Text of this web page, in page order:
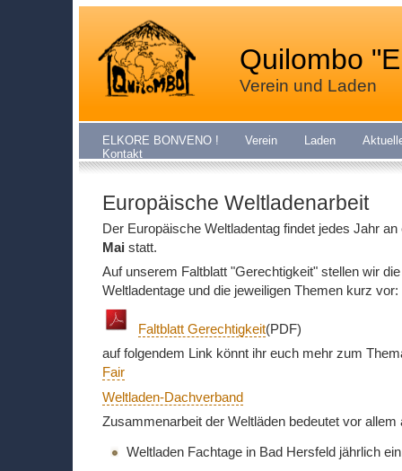
Quilombo
Verein und Laden
ELKORE BONVENO ! Verein Laden
Kontakt
Europäische Weltladenarbeit
Der Europäische Weltladentag findet jedes Jahr
Mai statt.
Auf unserem Faltblatt "Gerechtigkeit" stellen wir
Weltladentage und die jeweiligen Themen kurz vor:
Faltblatt Gerechtigkeit(PDF)
auf folgendem Link könnt ihr euch mehr zum
Fair
Weltladen-Dachverband
Zusammenarbeit der Weltläden bedeutet vor allem
Weltladen Fachtage in Bad Hersfeld jährlich